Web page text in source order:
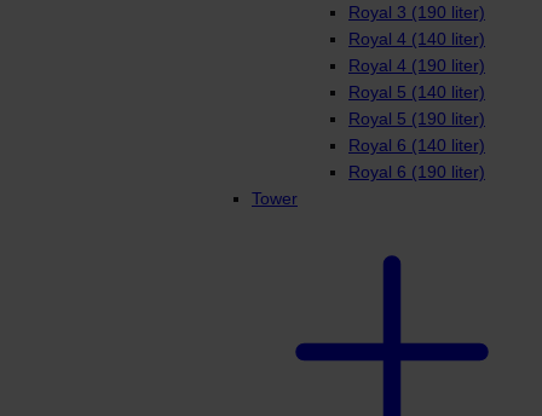
Royal 3 (190 liter)
Royal 4 (140 liter)
Royal 4 (190 liter)
Royal 5 (140 liter)
Royal 5 (190 liter)
Royal 6 (140 liter)
Royal 6 (190 liter)
Tower